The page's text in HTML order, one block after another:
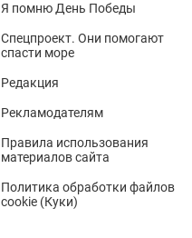
Я помню День Победы
Спецпроект. Они помогают
спасти море
Редакция
Рекламодателям
Правила использования
материалов сайта
Политика обработки файлов
cookie (Куки)